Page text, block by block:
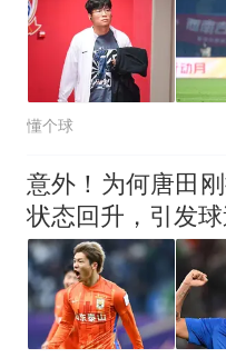
热 那
因老
人生
懂个球
意外！为何唐田
状态回升，引发